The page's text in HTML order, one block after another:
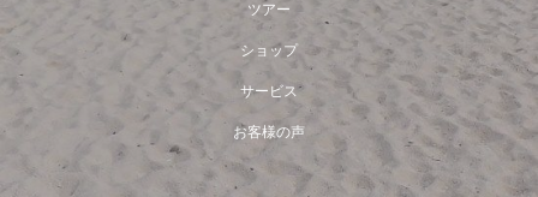
ツアー
ショップ
サービス
お客様の声